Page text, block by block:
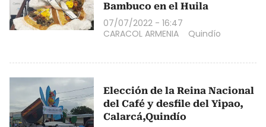
Bambuco en el Huila
07/07/2022 - 16:47
CARACOL ARMENIA
Quindío
Elección de la Reina Nacional
del Café y desfile del Yipao,
Calarcá,Quindío